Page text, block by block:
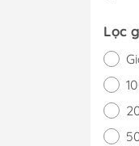
Lọc